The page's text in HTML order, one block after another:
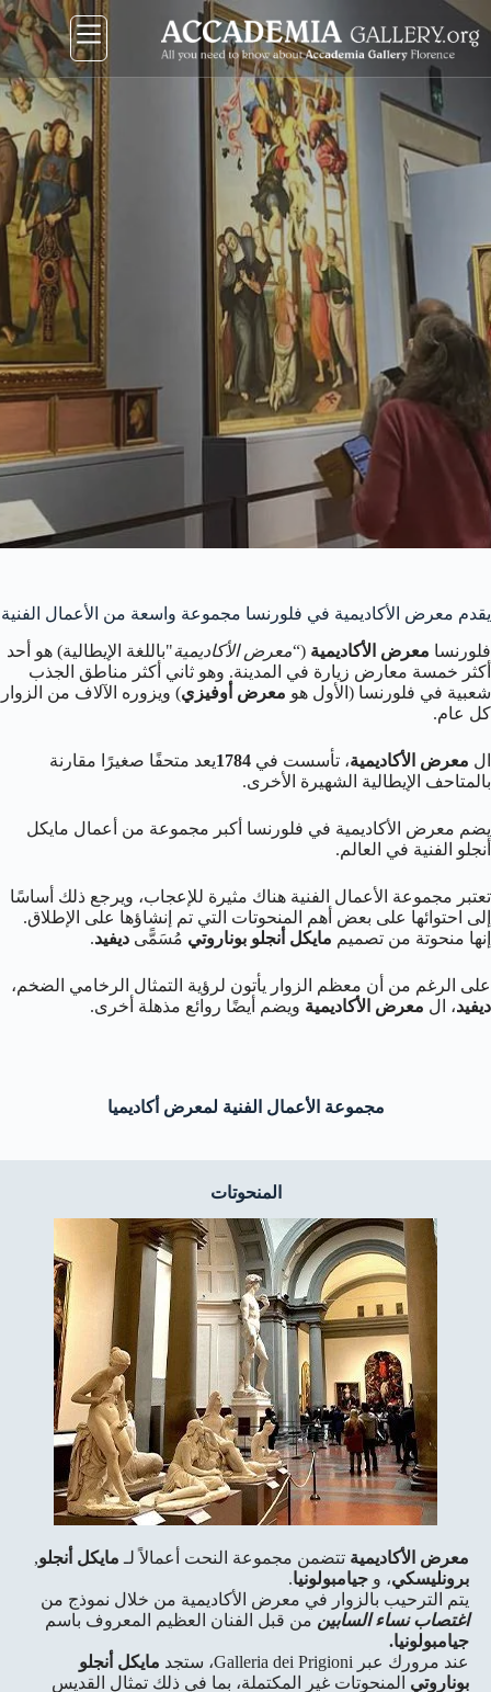
انتقل
إلى
المحتوى
يقدم معرض الأكاديمية في فلورنسا مجموعة واسعة من الأعمال الفنية
فلورنسا معرض الأكاديمية (“معرض الأكاديمية"باللغة الإيطالية) هو أحد
أكثر خمسة معارض زيارة في المدينة. وهو ثاني أكثر مناطق الجذب
شعبية في فلورنسا (الأول هو معرض أوفيزي) ويزوره الآلاف من الزوار
كل عام.
ال معرض الأكاديمية، تأسست في 1784يعد متحفًا صغيرًا مقارنة
بالمتاحف الإيطالية الشهيرة الأخرى.
يضم معرض الأكاديمية في فلورنسا أكبر مجموعة من أعمال مايكل
أنجلو الفنية في العالم.
تعتبر مجموعة الأعمال الفنية هناك مثيرة للإعجاب، ويرجع ذلك أساسًا
إلى احتوائها على بعض أهم المنحوتات التي تم إنشاؤها على الإطلاق.
إنها منحوتة من تصميم مايكل أنجلو بوناروتي مُسَمًّى ديفيد.
على الرغم من أن معظم الزوار يأتون لرؤية التمثال الرخامي الضخم،
ديفيد، ال معرض الأكاديمية ويضم أيضًا روائع مذهلة أخرى.
مجموعة الأعمال الفنية لمعرض أكاديميا
المنحوتات
معرض الأكاديمية تتضمن مجموعة النحت أعمالاً لـ مايكل أنجلو,
برونليسكي، و جيامبولونيا.
يتم الترحيب بالزوار في معرض الأكاديمية من خلال نموذج من
اغتصاب نساء السابين من قبل الفنان العظيم المعروف باسم
جيامبولونيا.
عند مرورك عبر Galleria dei Prigioni، ستجد
مايكل أنجلو
بوناروتي المنحوتات غير المكتملة، بما في ذلك تمثال القديس